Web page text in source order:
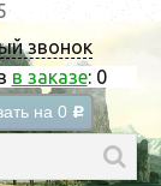
звонок
в заказе: 0
на 0 c